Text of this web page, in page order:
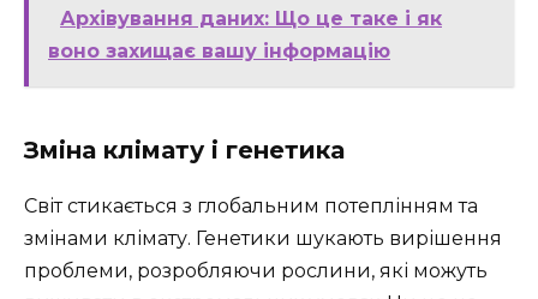
Архівування даних: Що це таке і як
воно захищає вашу інформацію
Зміна клімату і генетика
Світ стикається з глобальним потеплінням та
змінами клімату. Генетики шукають вирішення
проблеми, розробляючи рослини, які можуть